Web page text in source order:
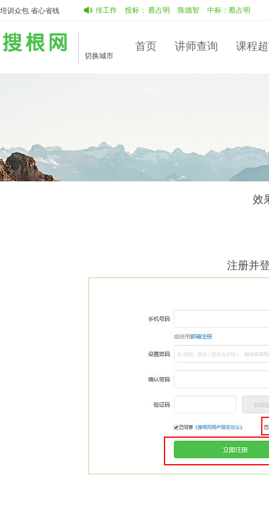
培训众包 省心省钱
做好新形势下企业内部宣传工作 投标：蔡占明 陈德智 中标：蔡占明
切换城市
首页 讲师查询 课程
效
注册并